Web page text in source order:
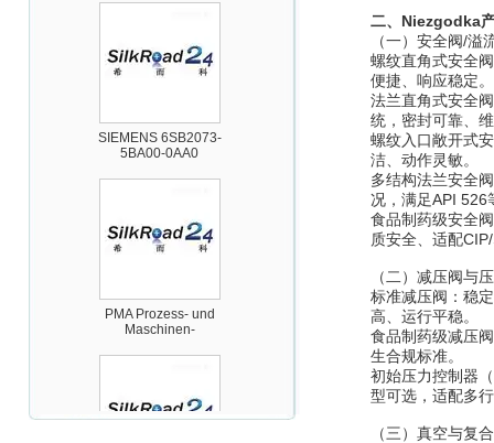
5BA00-0AA0
Maschinen-
Automation GmbH
二、Niezgodka
（一）安全阀/溢
螺纹直角式安全
便捷、响应稳定。
法兰直角式安全
统，密封可靠、
螺纹入口敞开式
洁、动作灵敏。
多结构法兰安全
况，满足API 526
食品制药级安全
质安全、适配
（二）减压阀与
标准减压阀：稳
高、运行平稳。
食品制药级减压
生合规标准。
初始压力控制器
型可选，适配多
（三）真空与复